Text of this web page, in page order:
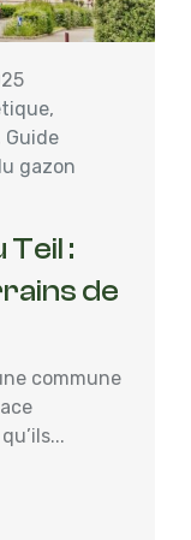
,
Guide
gazon
:
de
commune